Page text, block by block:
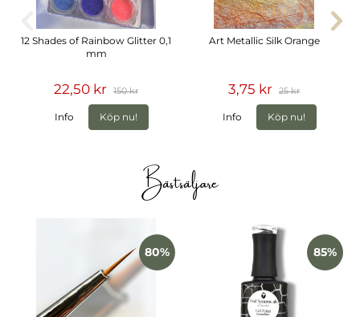
12 Shades of Rainbow Glitter 0,1
mm
22,50 kr 150 kr
Info Köp nu!
Art Metallic Silk Orange
3,75 kr 25 kr
Info Köp nu!
Bästsäljare
80% 85%